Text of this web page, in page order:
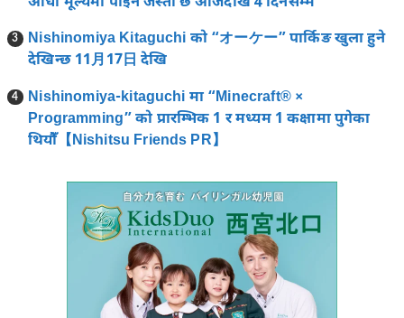
Nishinomiya Kitaguchi को “オーケー” पार्किङ खुला हुने
देखिन्छ 11月17日 देखि
Nishinomiya-kitaguchi मा “Minecraft®︎ ×
Programming” को प्रारम्भिक 1 र मध्यम 1 कक्षामा पुगेका
थियौँ【Nishitsu Friends PR】